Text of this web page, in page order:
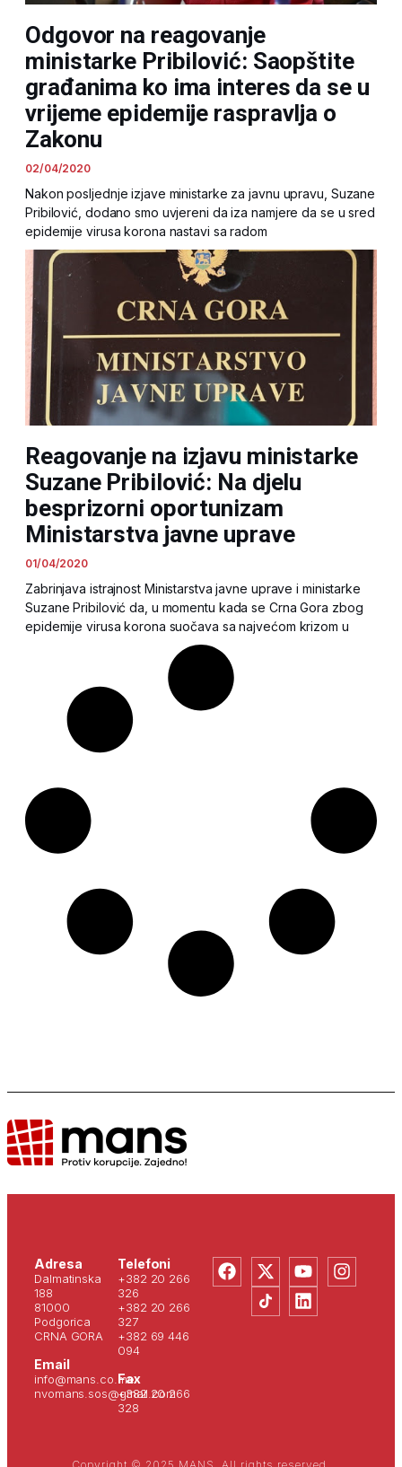
Odgovor na reagovanje
ministarke Pribilović: Saopštite
građanima ko ima interes da se u
vrijeme epidemije raspravlja o
Zakonu
02/04/2020
Nakon posljednje izjave ministarke za javnu upravu, Suzane
Pribilović, dodano smo uvjereni da iza namjere da se u sred
epidemije virusa korona nastavi sa radom
Reagovanje na izjavu ministarke
Suzane Pribilović: Na djelu
besprizorni oportunizam
Ministarstva javne uprave
01/04/2020
Zabrinjava istrajnost Ministarstva javne uprave i ministarke
Suzane Pribilović da, u momentu kada se Crna Gora zbog
epidemije virusa korona suočava sa najvećom krizom u
Adresa
Dalmatinska
188
81000
Podgorica
CRNA GORA
Email
info@mans.co.me
nvomans.sos@gmail.com
Telefoni
+382 20 266
326
+382 20 266
327
+382 69 446
094
Fax
+382 20 266
328